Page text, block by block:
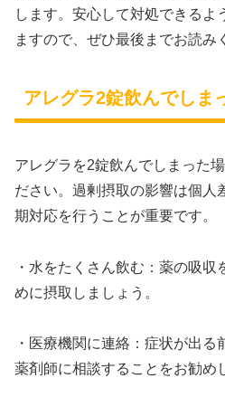
します。安心して対処できるよ
ますので、ぜひ最後までお読み
アレグラ2錠飲んでしま
アレグラを2錠飲んでしまった
ださい。過剰摂取の影響は個人
期対応を行うことが重要です。
・水をたくさん飲む：薬の吸
めに摂取しましょう。
・医療機関に連絡：症状が出
薬剤師に相談することをお勧め